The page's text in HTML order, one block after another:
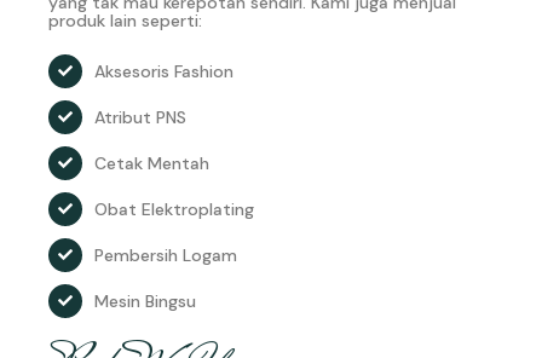
produk lain seperti:
Aksesoris Fashion
Atribut PNS
Cetak Mentah
Obat Elektroplating
Pembersih Logam
Mesin Bingsu